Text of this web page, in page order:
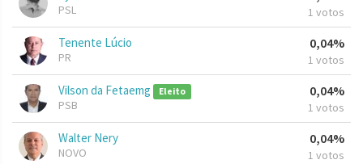
PSL 1 votos
Tenente Lúcio
PR
0,04%
1 votos
Vilson da Fetaemg Eleito
PSB
0,04%
1 votos
Walter Nery
NOVO
0,04%
1 votos